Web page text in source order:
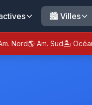
🏙️ Villes
Nord🌎 Am. Sud🏝️